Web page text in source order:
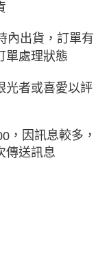
內出貨，訂單有
單處理狀態
光者或喜愛以評
，因訊息較多，
傳送訊息